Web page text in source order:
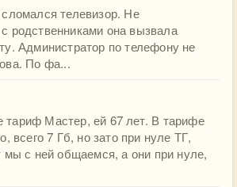
телевизор. Не
родственниками она вызвала
Администратор по телефону не
По фа...
Мастер, ей 67 лет. В тарифе
всего 7 Гб, но зато при нуле ТГ,
мы с ней общаемся, а они при нуле,